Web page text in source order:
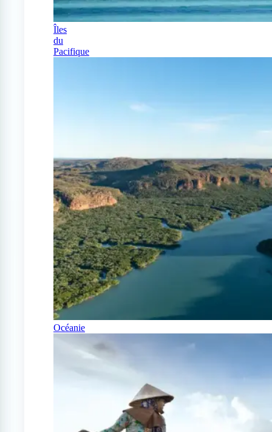
Îles
du
Pacifique
Océanie